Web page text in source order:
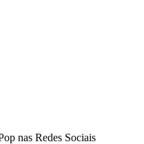
nas Redes Sociais